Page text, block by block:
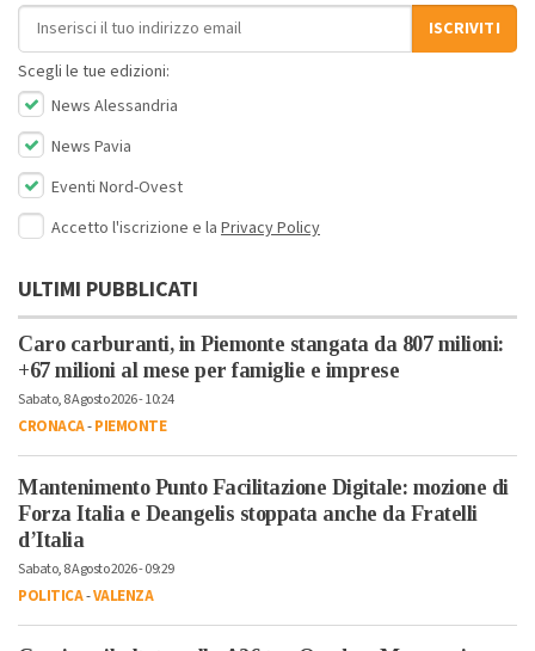
Indirizzo email
ISCRIVITI
Scegli le tue edizioni:
News Alessandria
News Pavia
Eventi Nord-Ovest
Accetto l'iscrizione e la Privacy Policy
ULTIMI PUBBLICATI
Caro carburanti, in Piemonte stangata da 807 milioni:
+67 milioni al mese per famiglie e imprese
Sabato, 8 Agosto 2026 - 10:24
CRONACA-PIEMONTE
Mantenimento Punto Facilitazione Digitale: mozione di
Forza Italia e Deangelis stoppata anche da Fratelli
d’Italia
Sabato, 8 Agosto 2026 - 09:29
POLITICA-VALENZA